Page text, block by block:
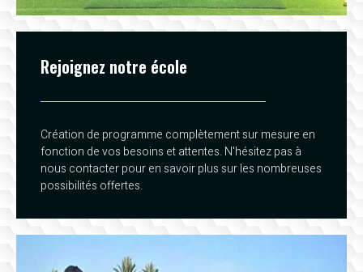
Rejoignez notre école
Création de programme complètement sur mesure en
fonction de vos besoins et attentes. N'hésitez pas à
nous contacter pour en savoir plus sur les nombreuses
possibilités offertes.